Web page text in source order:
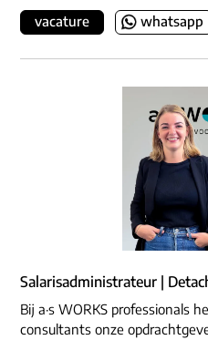
vacature whatsapp
Salarisadministrateur |
Bij a·s WORKS professionals
consultants onze